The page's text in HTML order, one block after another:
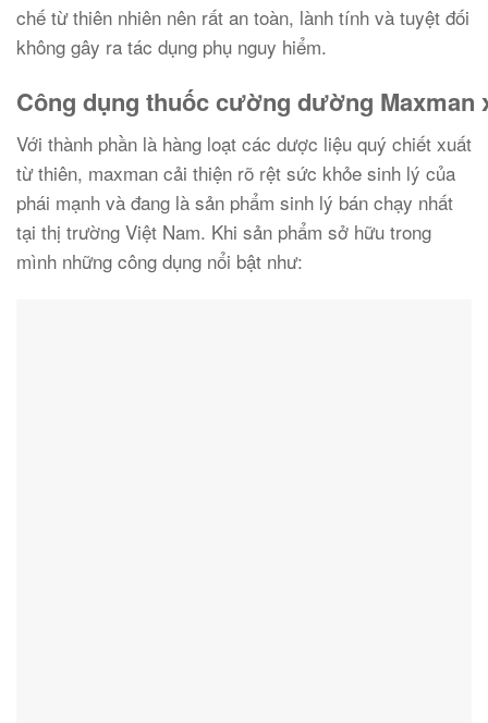
chế từ thiên nhiên nên rất an toàn, lành tính và tuyệt đối
không gây ra tác dụng phụ nguy hiểm.
Công dụng thuốc cường dường Maxman
Với thành phần là hàng loạt các dược liệu quý chiết xuất
từ thiên, maxman cải thiện rõ rệt sức khỏe sinh lý của
phái mạnh và đang là sản phẩm sinh lý bán chạy nhất
tại thị trường Việt Nam. Khi sản phẩm sở hữu trong
mình những công dụng nổi bật như: